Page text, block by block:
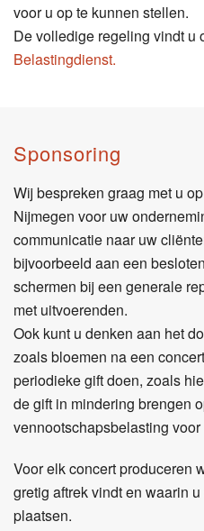
voor u op te kunnen stellen.
De volledige regeling vindt u
Belastingdienst.
Sponsoring
Wij bespreken graag met u
Nijmegen voor uw
communicatie naar uw
bijvoorbeeld aan een
schermen bij een generale
met uitvoerenden.
Ook kunt u denken aan het
zoals bloemen na een
periodieke gift doen, zoals
de gift in mindering brengen
vennootschapsbelasting
Voor elk concert produceren
gretig aftrek vindt en waarin
plaatsen.